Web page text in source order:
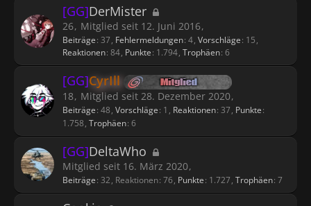
[GG]DerMister
26 Mitglied seit 12. Juni 2016
Beiträge 37 Fehlermeldungen 4 Vorschläge 15
Reaktionen 84 Punkte 1.794 Trophäen 6
[GG]CyrIll
18 Mitglied seit 28. Dezember 2020
Beiträge 48 Vorschläge 1 Reaktionen 37 Punkte
1.758 Trophäen 6
[GG]DeltaWho
Mitglied seit 16. März 2020
Beiträge 32 Reaktionen 76 Punkte 1.727 Trophäen 7